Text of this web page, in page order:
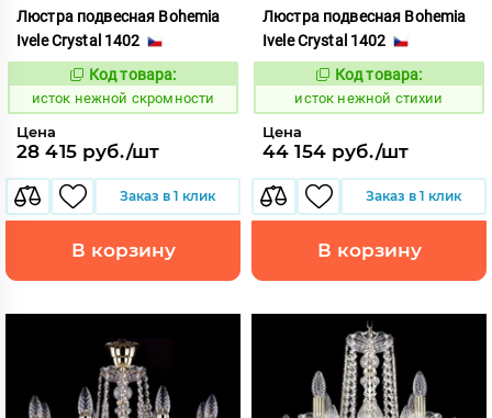
Люстра подвесная Bohemia
Ivele Crystal 1402
Код:
586218
Код товара:
исток нежной скромности
Цена
28 415 руб./шт
Заказ в 1 клик
В корзину
Люстра подвесная Bohemia
Ivele Crystal 1402
Код:
586223
Код товара:
исток нежной стихии
Цена
44 154 руб./шт
Заказ в 1 клик
В корзину